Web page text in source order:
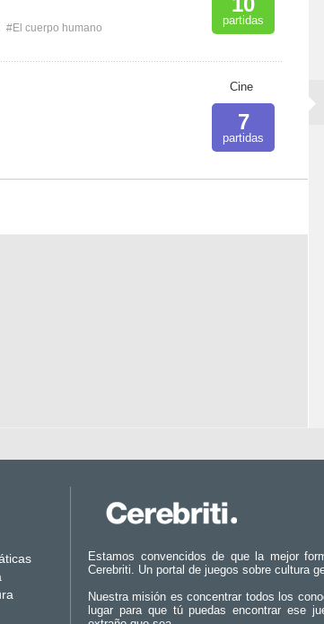
#El cuerpo humano
partidas
Cine
7
partidas
Estamos convencidos de que la mejor
Cerebriti. Un portal de juegos sobre cultura
Nuestra misión es concentrar todos los
lugar para que tú puedas encontrar ese